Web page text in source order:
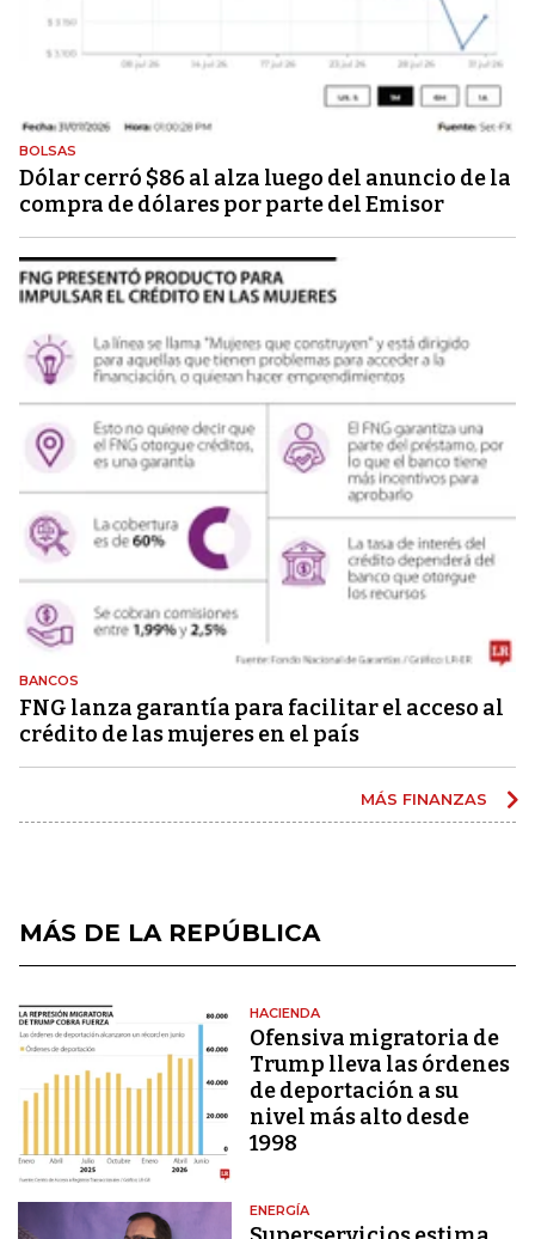
BOLSAS
Dólar cerró $86 al alza luego del anuncio de la
compra de dólares por parte del Emisor
BANCOS
FNG lanza garantía para facilitar el acceso al
crédito de las mujeres en el país
MÁS FINANZAS
MÁS DE LA REPÚBLICA
HACIENDA
Ofensiva migratoria de
Trump lleva las órdenes
de deportación a su
nivel más alto desde
1998
ENERGÍA